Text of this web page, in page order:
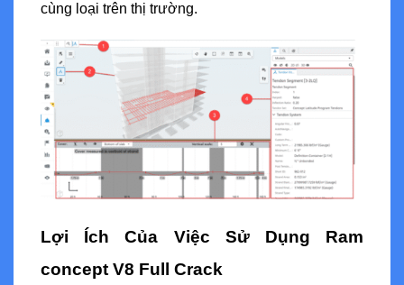
cùng loại trên thị trường.
Lợi Ích Của Việc Sử Dụng Ram
concept V8 Full Crack